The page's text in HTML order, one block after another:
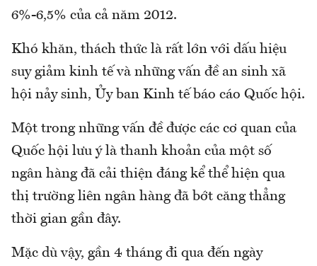
6%-6,5% của cả năm 2012.
Khó khăn, thách thức là rất lớn với dấu hiệu
suy giảm kinh tế và những vấn đề an sinh xã
hội nảy sinh, Ủy ban Kinh tế báo cáo Quốc hội.
Một trong những vấn đề được các cơ quan của
Quốc hội lưu ý là thanh khoản của một số
ngân hàng đã cải thiện đáng kể thể hiện qua
thị trường liên ngân hàng đã bớt căng thẳng
thời gian gần đây.
Mặc dù vậy, gần 4 tháng đi qua đến ngày